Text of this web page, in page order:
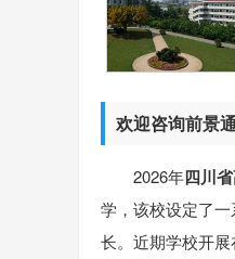
欢迎咨询前景
2026年四川
学，该校设定了
长。近期学校开